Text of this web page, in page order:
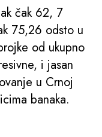
čak 62, 7
75,26 odsto u
od ukupno
i jasan
u Crnoj
banaka.